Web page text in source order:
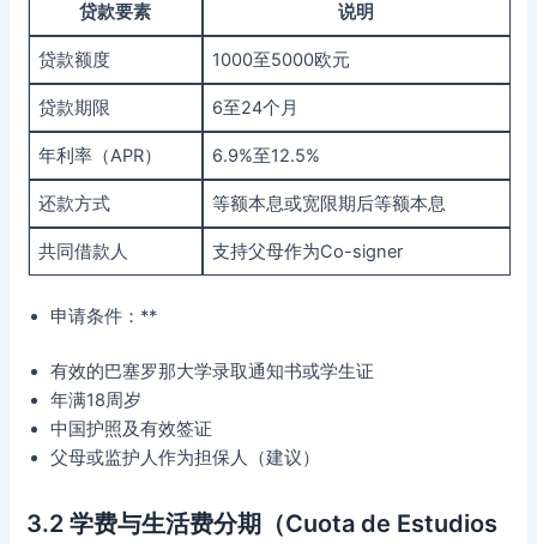
贷款要素 说明
贷款额度 1000至5000欧元
贷款期限 6至24个月
年利率（APR） 6.9%至12.5%
还款方式 等额本息或宽限期后等额本息
共同借款人 支持父母作为Co-signer
申请条件：**
有效的巴塞罗那大学录取通知书或学生证
年满18周岁
中国护照及有效签证
父母或监护人作为担保人（建议）
3.2 学费与生活费分期（Cuota de Estudios